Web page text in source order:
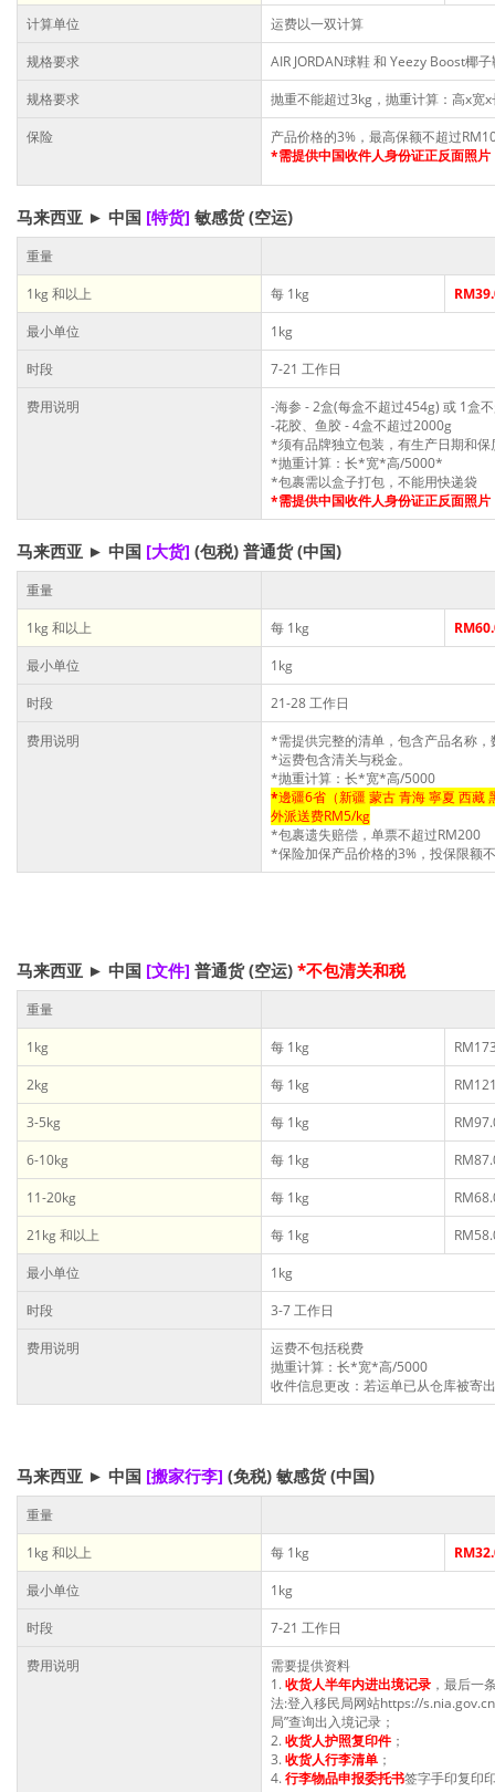
计算单位
运费以一双计算
规格要求
AIR JORDAN球鞋 和 Yeezy Boost椰
规格要求
抛重不能超过3kg，抛重计算：高x宽
保险
产品价格的3%，最高保额不超过
*需提供中国收件人身份证正反面照片
马来西亚 ► 中国 [特货] 敏感货(空运)
重量
1kg 和以上
每 1kg
最小单位
1kg
时段
7-21 工作日
费用说明
-海参 - 2盒(每盒不超过454g) 或 1盒
-花胶、鱼胶 - 4盒不超过2000g
*须有品牌独立包装，有生产日期和保
*抛重计算：长*宽*高/5000*
*包裹需以盒子打包，不能用快递袋
*需提供中国收件人身份证正反面照片
马来西亚 ► 中国 [大货] (包税) 普通货 (中国)
重量
1kg 和以上
每 1kg
最小单位
1kg
时段
21-28 工作日
费用说明
*需提供完整的清单，包含产品名称，
*运费包含清关与税金。
*抛重计算：长*宽*高/5000
*邊疆6省（新疆 蒙古 青海 寧夏 西藏
外派送费RM5/kg
*包裹遗失赔偿，单票不超过RM200
*保险加保产品价格的3%，投保限额
马来西亚 ► 中国 [文件] 普通货(空运) *不包清关和税
重量
1kg
每 1kg
2kg
每 1kg
3-5kg
每 1kg
6-10kg
每 1kg
11-20kg
每 1kg
21kg 和以上
每 1kg
最小单位
1kg
时段
3-7 工作日
费用说明
运费不包括税费
抛重计算：长*宽*高/5000
收件信息更改：若运单已从仓库被寄
马来西亚 ► 中国 [搬家行李] (免税) 敏感货 (中国)
重量
1kg 和以上
每 1kg
最小单位
1kg
时段
7-21 工作日
费用说明
需要提供资料
1.收货人半年内进出境记录 ，最后一
法:登入移民局网站https://
局”查询出入境记录；
2.收货人护照复印件；
3.收货人行李清单 ；
4.行李物品申报委托书签字手印复印